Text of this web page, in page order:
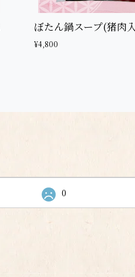
ぼたん鍋スープ(猪肉
¥4,800
0